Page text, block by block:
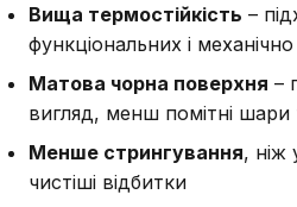
Вища термостійкість –
функціональних і
Матова чорна поверхня –
вигляд, менш помітні шари
Менше стрингування, ніж
чистіші відбитки